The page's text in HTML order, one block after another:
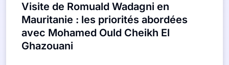
Visite de Romuald Wadagni en
Mauritanie : les priorités abordées
avec Mohamed Ould Cheikh El
Ghazouani